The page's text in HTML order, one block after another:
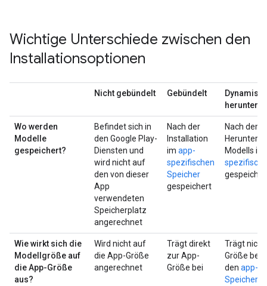
Wichtige Unterschiede zwischen den
Installationsoptionen
Nicht gebündelt Gebündelt
Wo werden
Modelle
gespeichert?
Befindet sich in
den Google Play-
Diensten und
wird nicht auf
den von dieser
App
verwendeten
Speicherplatz
angerechnet
Nach der
Installation
im app-
spezifischen
Speicher
gespeichert
Nach dem
Modells im
Wie wirkt sich die
Modellgröße auf
die App-Größe
aus?
Wird nicht auf
die App-Größe
angerechnet
Trägt direkt
zur App-
Größe bei
Trägt
Größe bei,
den app-